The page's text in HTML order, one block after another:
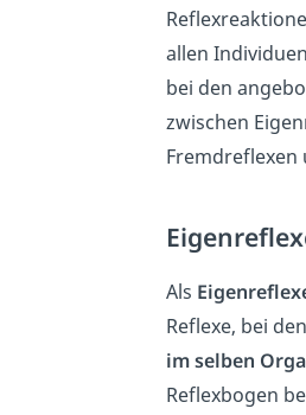
allen
bei den
zwischen
Fremdreflexen
Als
Reflexe, bei
im selben
Reflexbogen